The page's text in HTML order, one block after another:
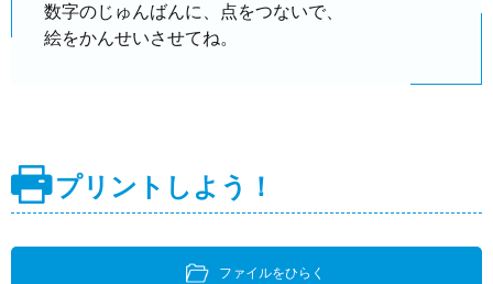
数字のじゅんばんに、点をつないで、
絵をかんせいさせてね。
プリントしよう！
ファイルをひらく